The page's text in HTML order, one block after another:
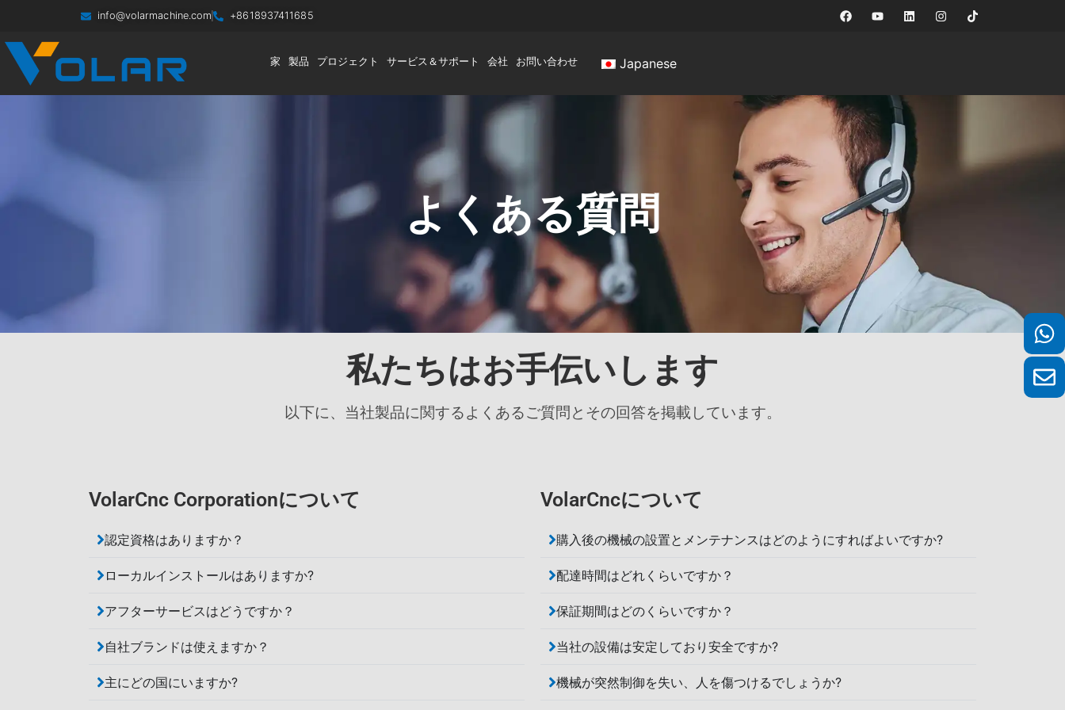
info@volarmachine.com +8618937411685
家 製品 プロジェクト サービス＆サポート 会社 お問い合わせ Japanese
よくある質問
私たちはお手伝いします
以下に、当社製品に関するよくあるご質問とその回答を掲載しています。
VolarCnc Corporationについて
認定資格はありますか？
ローカルインストールはありますか?
アフターサービスはどうですか？
自社ブランドは使えますか？
主にどの国にいますか?
VolarCncについて
購入後の機械の設置とメンテナンスはどのようにすればよいですか?
配達時間はどれくらいですか？
保証期間はどのくらいですか？
当社の設備は安定しており安全ですか?
機械が突然制御を失い、人を傷つけるでしょうか?